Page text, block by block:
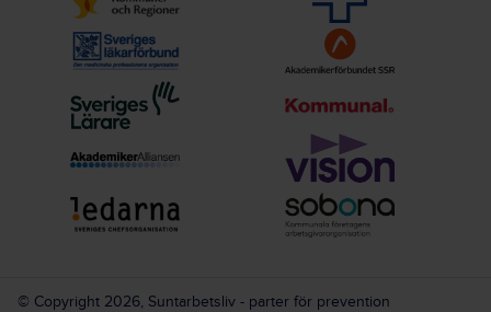
© Copyright 2026, Suntarbetsliv - parter för prevention